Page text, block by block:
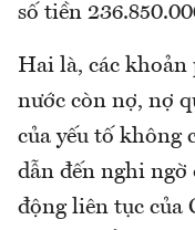
số tiền
Hai là, các khoản
nước còn nợ, nợ
của yếu tố không
dẫn đến nghi ngờ
động liên tục của